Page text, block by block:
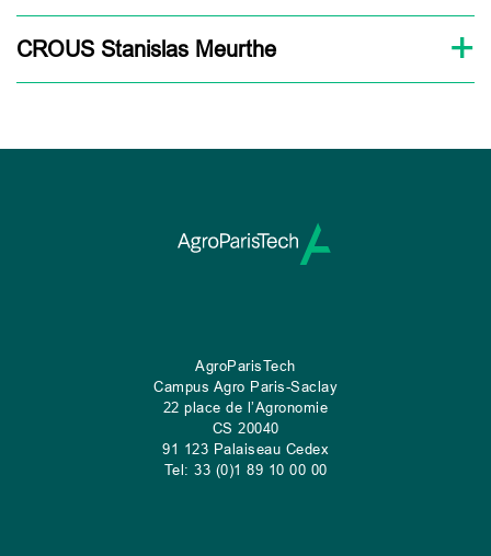
CROUS Stanislas Meurthe
AgroParisTech
Campus Agro Paris-Saclay
22 place de l’Agronomie
CS 20040
91 123 Palaiseau Cedex
Tel: 33 (0)1 89 10 00 00